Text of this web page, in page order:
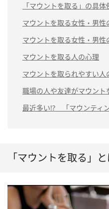
「マウントを取る」の具体
マウントを取る女性・男性
マウントを取る女性・男性
マウントを取る人の心理
マウントを取られやすい人
職場の人や友達がマウン
最近多い!? 「マウンティ
「マウントを取る」と